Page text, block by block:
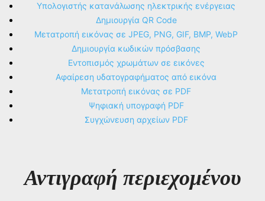
Υπολογιστής κατανάλωσης ηλεκτρικής ενέργειας
Δημιουργία QR Code
Μετατροπή εικόνας σε JPEG, PNG, GIF, BMP, WebP
Δημιουργία κωδικών πρόσβασης
Εντοπισμός χρωμάτων σε εικόνες
Αφαίρεση υδατογραφήματος από εικόνα
Μετατροπή εικόνας σε PDF
Ψηφιακή υπογραφή PDF
Συγχώνευση αρχείων PDF
Αντιγραφή περιεχομένου